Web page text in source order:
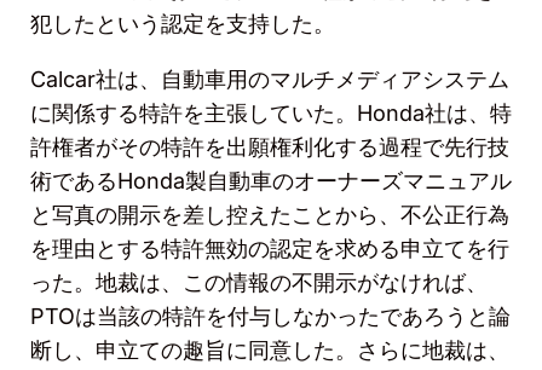
犯したという認定を支持した。
Calcar社は、自動車用のマルチメディアシステム
に関係する特許を主張していた。 Honda社は、特
許権者がその特許を出願権利化する過程で先行技
術であるHonda製自動車のオーナーズマニュアル
と写真の開示を差し控えたことから、不公正行為
を理由とする特許無効の認定を求める申立てを行
った。地裁は、この情報の不開示がなければ、
PTOは当該の特許を付与しなかったであろうと論
断し、申立ての趣旨に同意した。さらに地裁は、